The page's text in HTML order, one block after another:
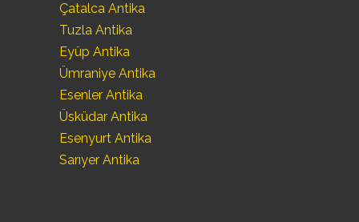
Çatalca Antika
Tuzla Antika
Eyüp Antika
Ümraniye Antika
Esenler Antika
Üsküdar Antika
Esenyurt Antika
Sarıyer Antika